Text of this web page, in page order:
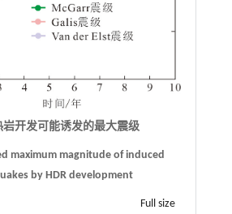
岩开发可能诱发的最大震级
maximum magnitude of induced
by HDR development
Full size